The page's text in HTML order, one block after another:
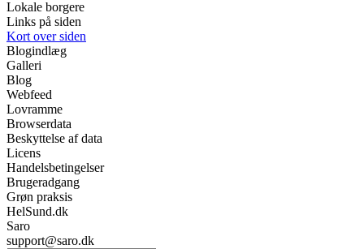
Lokale borgere
Links på siden
Kort over siden
Blogindlæg
Galleri
Blog
Webfeed
Lovramme
Browserdata
Beskyttelse af data
Licens
Handelsbetingelser
Brugeradgang
Grøn praksis
HelSund.dk
Saro
support@saro.dk